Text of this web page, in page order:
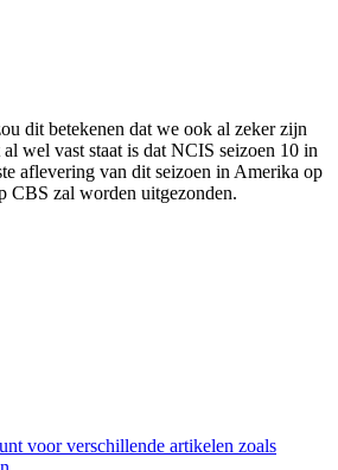
dit betekenen dat we ook al zeker zijn
al wel vast staat is dat NCIS seizoen 10 in
aflevering van dit seizoen in Amerika op
CBS zal worden uitgezonden.
voor verschillende artikelen zoals